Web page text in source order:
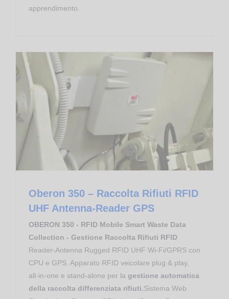
apprendimento.
Oberon 350 – Raccolta Rifiuti RFID
UHF Antenna-Reader GPS
OBERON 350 - RFID Mobile Smart Waste Data
Collection - Gestione Raccolta Rifiuti RFID
Reader-Antenna Rugged RFID UHF Wi-Fi/GPRS con
CPU e GPS. Apparato RFID veicolare plug & play,
all-in-one e stand-alone per la gestione automatica
della raccolta differenziata rifiuti.Sistema Web